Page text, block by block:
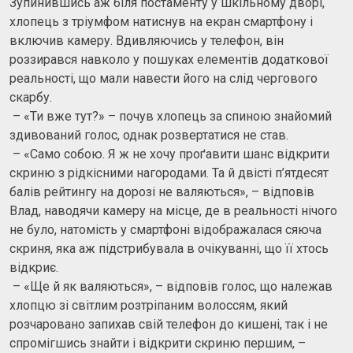
хлопець з тріумфом натиснув на екран смартфону і
включив камеру. Вдивляючись у телефон, він
роззирався навколо у пошуках елементів додаткової
реальності, що мали навести його на слід чергового
скарбу.
– «Ти вже тут?» – почув хлопець за спиною знайомий
здивований голос, однак розвертатися не став.
– «Само собою. Я ж не хочу проґавити шанс відкрити
скриню з рідкісними нагородами. Та й двісті п’ятдесят
балів рейтингу на дорозі не валяються», – відповів
Влад, наводячи камеру на місце, де в реальності нічого
не було, натомість у смартфоні відображалася сяюча
скриня, яка аж підстрибувала в очікуванні, що її хтось
відкриє.
– «Ще й як валяються», – відповів голос, що належав
хлопцю зі світлим розтріпаним волоссям, який
розчаровано запихав свій телефон до кишені, так і не
спромігшись знайти і відкрити скриню першим, –